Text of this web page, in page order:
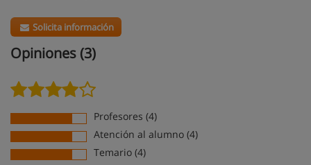
Solicita información
Opiniones (3)
Profesores (4)
Atención al alumno (4)
Temario (4)